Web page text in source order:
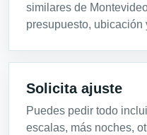
similares de
presupuesto, ubicación
Solicita ajuste
Puedes pedir todo
escalas, más noches,